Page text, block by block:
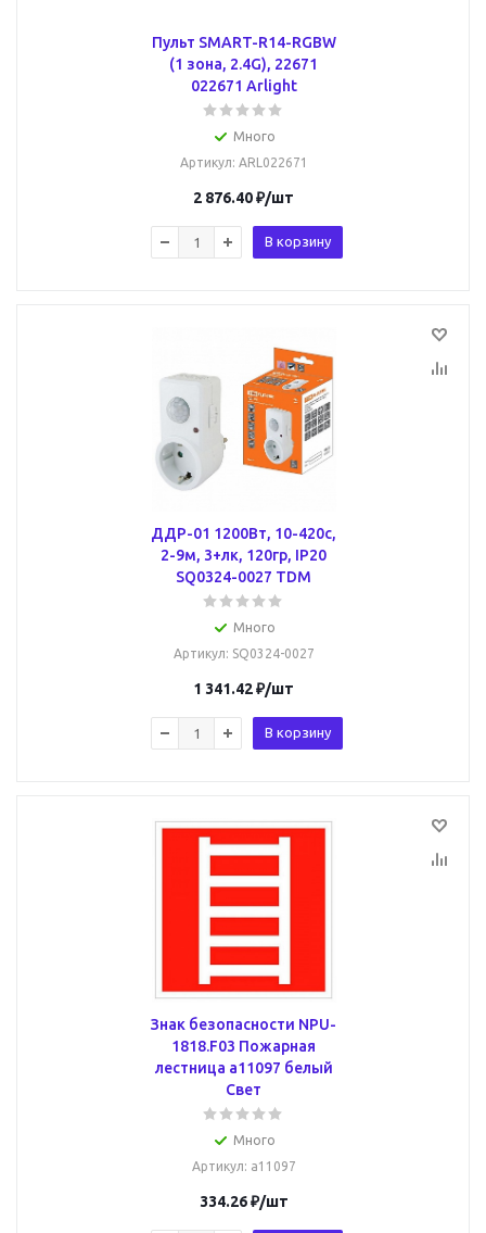
Пульт SMART-R14-RGBW
(1 зона, 2.4G), 22671
022671 Arlight
Много
Артикул: ARL022671
2 876.40₽/шт
В корзину
ДДР-01 1200Вт, 10-420с,
2-9м, 3+лк, 120гр, IP20
SQ0324-0027 TDM
Много
Артикул: SQ0324-0027
1 341.42₽/шт
В корзину
Знак безопасности NPU-
1818.F03 Пожарная
лестница a11097 белый
Свет
Много
Артикул: a11097
334.26₽/шт